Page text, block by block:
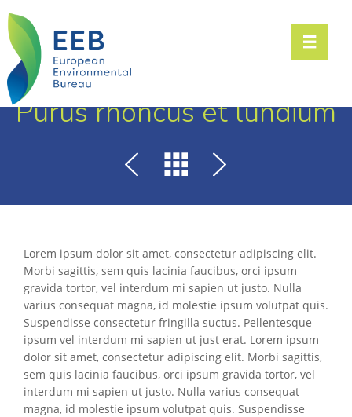
Toggle
Purus rhoncus et lundium
Lorem ipsum dolor sit amet, consectetur adipiscing elit.
Morbi sagittis, sem quis lacinia faucibus, orci ipsum
gravida tortor, vel interdum mi sapien ut justo. Nulla
varius consequat magna, id molestie ipsum volutpat quis.
Suspendisse consectetur fringilla suctus. Pellentesque
ipsum vel interdum mi sapien ut just erat. Lorem ipsum
dolor sit amet, consectetur adipiscing elit. Morbi sagittis,
sem quis lacinia faucibus, orci ipsum gravida tortor, vel
interdum mi sapien ut justo. Nulla varius consequat
magna, id molestie ipsum volutpat quis. Suspendisse